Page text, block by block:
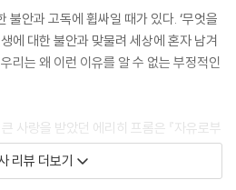
」중에서
지 ‘하나의’ 대상에 대한 관계가 아니라
모든 사람을 사랑하고 세계를 사랑하고
을 진정하게 사랑한다는 것은 그 사람의
표하는 자로서의 그 사람과 관계하는 것
불안과 고독에 휩싸일 때가 있다. ‘무엇을
에 대한 불안과 맞물려 세상에 혼자 남겨
리는 왜 이런 이유를 알 수 없는 부정적인
사랑을 받았던 에리히 프롬은 『자유로부
인간이 겪고 있는 갖가지 병리 현상들, 예
고독감, 무력감의 근본 원인을 진단하고
리뷰 더보기